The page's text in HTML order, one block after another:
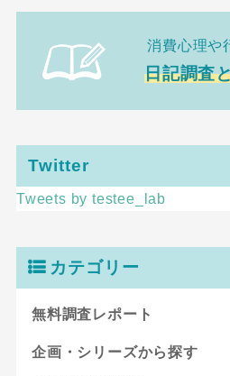
消費心理や
日記調査
Twitter
Tweets by testee_lab
カテゴリー
無料調査レポート
企画・シリーズから探す